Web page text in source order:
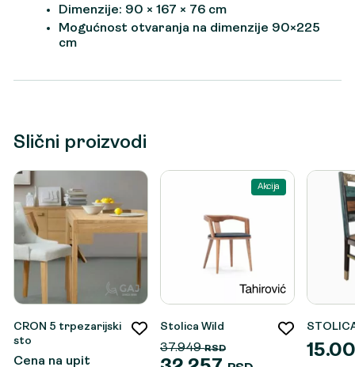
Dimenzije: 90 × 167 × 76 cm
Mogućnost otvaranja na dimenzije 90×225
cm
Slični proizvodi
CRON 5 trpezarijski
sto
Cena na upit
Akcija
Stolica Wild
37.949RSD